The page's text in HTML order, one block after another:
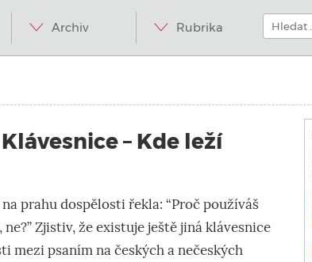
obsah
Archiv Rubrika
Hledat:
– Kde leží
prahu dospělosti řekla: “Proč používáš
Zjistiv, že existuje ještě jiná klávesnice
mezi psaním na českých a nečeských